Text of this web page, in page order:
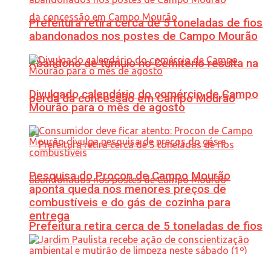
Abandono de túmulo no Cemitério resulta na
perda da concessão em Campo Mourão
Prefeitura retira cerca de 5 toneladas de fios
Prefeitura retira cerca de 5 toneladas de fios
abandonados nos postes de Campo Mourão
Divulgado calendário do comércio de Campo
Mourão para o mês de agosto
Pesquisa do Procon de Campo Mourão
aponta queda nos menores preços de
combustíveis e do gás de cozinha para
entrega